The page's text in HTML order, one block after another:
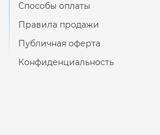
Способы оплаты
Правила продажи
Публичная оферта
Конфиденциальность